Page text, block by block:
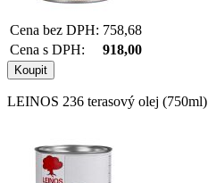
Cena bez DPH: 758,68
Cena s DPH:
918,00
LEINOS 236 terasový olej (750ml)